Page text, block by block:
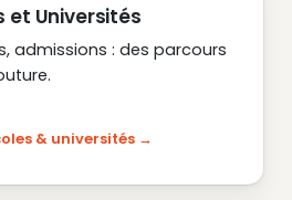
et Universités
admissions : des parcours
& universités